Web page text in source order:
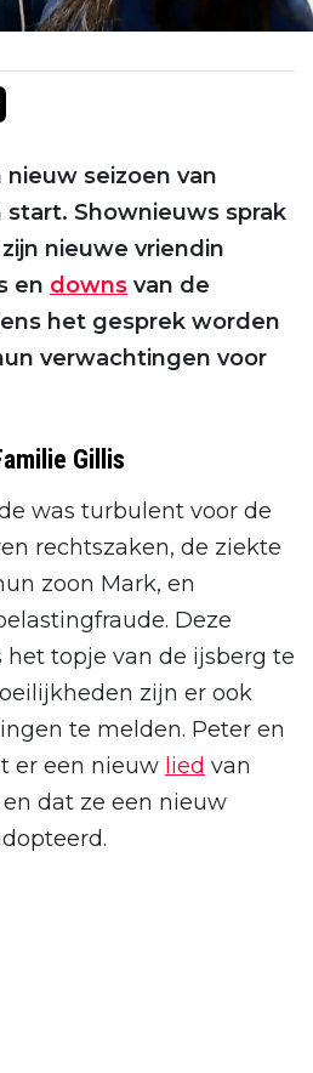
via Mailvia link
seizoen van
start. Shownieuws sprak
nieuwe vriendin
en downs van de
het gesprek worden
verwachtingen voor
Gillis
was turbulent voor de
rechtszaken, de ziekte
zoon Mark, en
Deze
topje van de ijsberg te
zijn er ook
te melden. Peter en
er een nieuw lied van
dat ze een nieuw